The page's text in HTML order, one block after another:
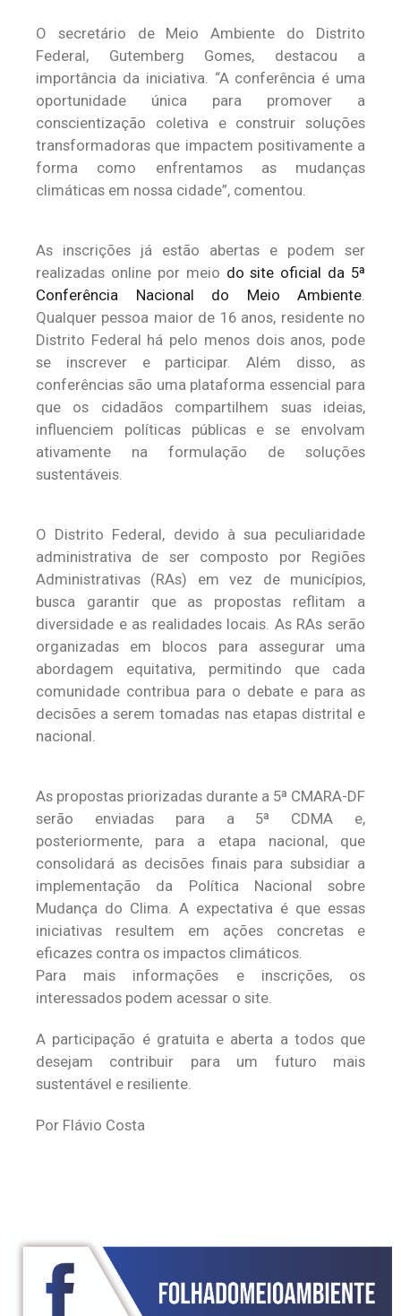
O secretário de Meio Ambiente do Distrito
Federal, Gutemberg Gomes, destacou a
importância da iniciativa. “A conferência é uma
oportunidade única para promover a
conscientização coletiva e construir soluções
transformadoras que impactem positivamente a
forma como enfrentamos as mudanças
climáticas em nossa cidade”, comentou.
As inscrições já estão abertas e podem ser
realizadas online por meio do site oficial da 5ª
Conferência Nacional do Meio Ambiente.
Qualquer pessoa maior de 16 anos, residente no
Distrito Federal há pelo menos dois anos, pode
se inscrever e participar. Além disso, as
conferências são uma plataforma essencial para
que os cidadãos compartilhem suas ideias,
influenciem políticas públicas e se envolvam
ativamente na formulação de soluções
sustentáveis.
O Distrito Federal, devido à sua peculiaridade
administrativa de ser composto por Regiões
Administrativas (RAs) em vez de municípios,
busca garantir que as propostas reflitam a
diversidade e as realidades locais. As RAs serão
organizadas em blocos para assegurar uma
abordagem equitativa, permitindo que cada
comunidade contribua para o debate e para as
decisões a serem tomadas nas etapas distrital e
nacional.
As propostas priorizadas durante a 5ª CMARA-DF
serão enviadas para a 5ª CDMA e,
posteriormente, para a etapa nacional, que
consolidará as decisões finais para subsidiar a
implementação da Política Nacional sobre
Mudança do Clima. A expectativa é que essas
iniciativas resultem em ações concretas e
eficazes contra os impactos climáticos.
Para mais informações e inscrições, os
interessados podem acessar o site.
A participação é gratuita e aberta a todos que
desejam contribuir para um futuro mais
sustentável e resiliente.
Por Flávio Costa